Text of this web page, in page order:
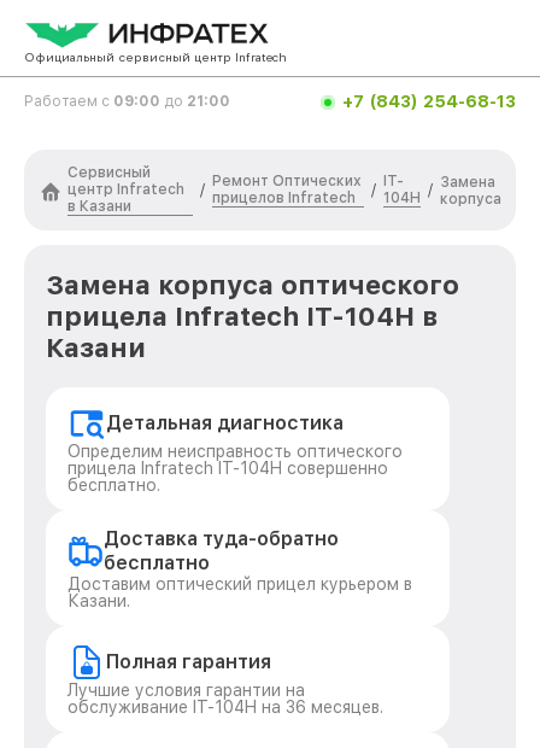
Официальный сервисный центр Infratech
Работаем с 09:00 до 21:00 +7 (843) 254-68-13
Сервисный
центр Infratech
в Казани
/
Ремонт Оптических
прицелов Infratech
/
IT-
104H / Замена
корпуса
Замена корпуса оптического
прицела Infratech IT-104H в
Казани
Детальная диагностика
Определим неисправность оптического
прицела Infratech IT-104H совершенно
бесплатно.
Доставка туда-обратно
бесплатно
Доставим оптический прицел курьером в
Казани.
Полная гарантия
Лучшие условия гарантии на
обслуживание IT-104H на 36 месяцев.